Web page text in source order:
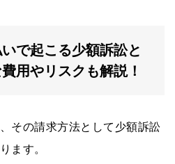
で起こる少額訴訟と
用やリスクも解説！
その請求方法として少額訴訟
ます。